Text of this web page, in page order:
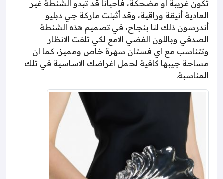
تكون غريبة أو مضحكة، فأحيانا قد تبدو الشنطة غير
العادية أنيقة وراقية، وقد أثبتت ماركة جي دبليو
أندرسون ذلك لنا بنجاح، في تصميم هذه الشنطة
الصدفي وباللون الفضي الامع لكي تلفت الانظار
وتتناسب مع اي فستان سهرة خاص ومميز، كما ان
مساحة جيبها كافية لحمل اغراضك الاساسية في تلك
المناسبة.